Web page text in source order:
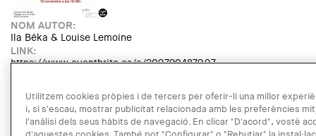
NOM AUTOR:
Ila Bêka & Louise Lemoine
LINK:
https://www.eventbrite.es/e/209790487997
DIVENDRES, 19 NOVEMBRE, 2021 - 18:30
LLOC:
Barcelona
Read moreabout Mesa Redonda "Homo Urbanus Venetianus"
Utilitzem cookies pròpies i de tercers per oferir-li una millor
i, si s'escau, mostrar publicitat relacionada amb les preferències
l'anàlisi dels seus hàbits de navegació. En clicar "D'acord", vostè